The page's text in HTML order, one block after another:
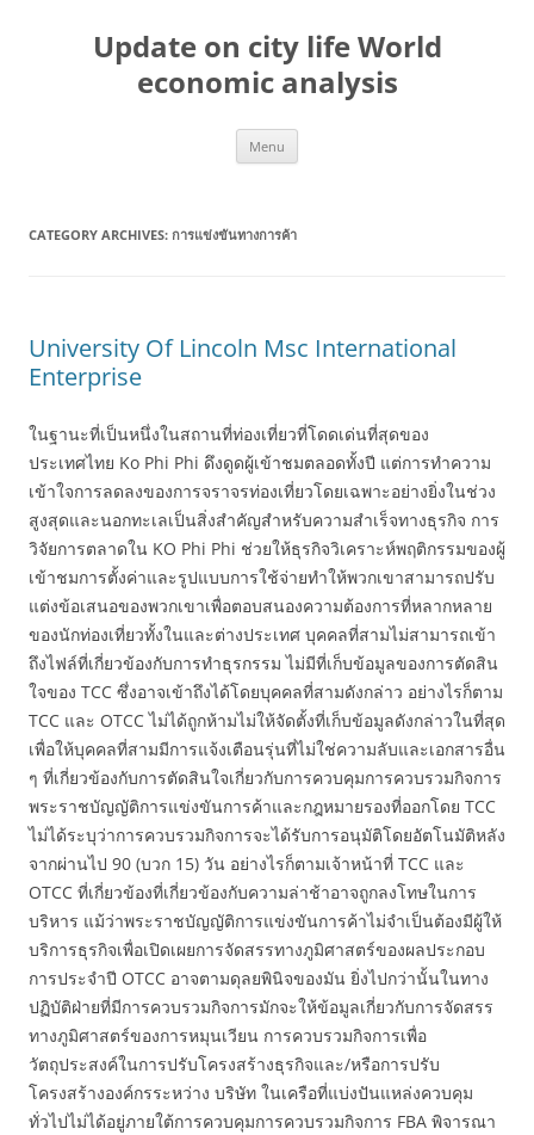
Update on city life World
economic analysis
Menu
CATEGORY ARCHIVES: การแข่งขันทางการค้า
University Of Lincoln Msc International
Enterprise
ในฐานะที่เป็นหนึ่งในสถานที่ท่องเที่ยวที่โดดเด่นที่สุดของ
ประเทศไทย Ko Phi Phi ดึงดูดผู้เข้าชมตลอดทั้งปี แต่การทำความ
เข้าใจการลดลงของการจราจรท่องเที่ยวโดยเฉพาะอย่างยิ่งในช่วง
สูงสุดและนอกทะเลเป็นสิ่งสำคัญสำหรับความสำเร็จทางธุรกิจ การ
วิจัยการตลาดใน KO Phi Phi ช่วยให้ธุรกิจวิเคราะห์พฤติกรรมของผู้
เข้าชมการตั้งค่าและรูปแบบการใช้จ่ายทำให้พวกเขาสามารถปรับ
แต่งข้อเสนอของพวกเขาเพื่อตอบสนองความต้องการที่หลากหลาย
ของนักท่องเที่ยวทั้งในและต่างประเทศ บุคคลที่สามไม่สามารถเข้า
ถึงไฟล์ที่เกี่ยวข้องกับการทำธุรกรรม ไม่มีที่เก็บข้อมูลของการตัดสิน
ใจของ TCC ซึ่งอาจเข้าถึงได้โดยบุคคลที่สามดังกล่าว อย่างไรก็ตาม
TCC และ OTCC ไม่ได้ถูกห้ามไม่ให้จัดตั้งที่เก็บข้อมูลดังกล่าวในที่สุด
เพื่อให้บุคคลที่สามมีการแจ้งเตือนรุ่นที่ไม่ใช่ความลับและเอกสารอื่น
ๆ ที่เกี่ยวข้องกับการตัดสินใจเกี่ยวกับการควบคุมการควบรวมกิจการ
พระราชบัญญัติการแข่งขันการค้าและกฎหมายรองที่ออกโดย TCC
ไม่ได้ระบุว่าการควบรวมกิจการจะได้รับการอนุมัติโดยอัตโนมัติหลัง
จากผ่านไป 90 (บวก 15) วัน อย่างไรก็ตามเจ้าหน้าที่ TCC และ
OTCC ที่เกี่ยวข้องที่เกี่ยวข้องกับความล่าช้าอาจถูกลงโทษในการ
บริหาร แม้ว่าพระราชบัญญัติการแข่งขันการค้าไม่จำเป็นต้องมีผู้ให้
บริการธุรกิจเพื่อเปิดเผยการจัดสรรทางภูมิศาสตร์ของผลประกอบ
การประจำปี OTCC อาจตามดุลยพินิจของมัน ยิ่งไปกว่านั้นในทาง
ปฏิบัติฝ่ายที่มีการควบรวมกิจการมักจะให้ข้อมูลเกี่ยวกับการจัดสรร
ทางภูมิศาสตร์ของการหมุนเวียน การควบรวมกิจการเพื่อ
วัตถุประสงค์ในการปรับโครงสร้างธุรกิจและ/หรือการปรับ
โครงสร้างองค์กรระหว่าง บริษัท ในเครือที่แบ่งปันแหล่งควบคุม
ทั่วไปไม่ได้อยู่ภายใต้การควบคุมการควบรวมกิจการ FBA พิจารณา